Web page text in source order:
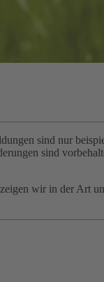
sind nur
sind
wir in der Art